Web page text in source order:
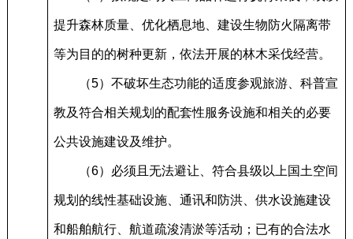
提升森林质量、优化栖息地、建设生物防火隔离带
等为目的的树种更新，依法开展的林木采伐经营。
（5）不破坏生态功能的适度参观旅游、科普宣
教及符合相关规划的配套性服务设施和相关的必要
公共设施建设及维护。
（6）必须且无法避让、符合县级以上国土空间
规划的线性基础设施、通讯和防洪、供水设施建设
和船舶航行、航道疏浚清淤等活动；已有的合法水